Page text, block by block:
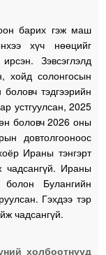
барих гэж маш
хүч нөөцийг
Зэвсэглэлд
хойд солонгосын
тэдгээрийн
устгуулсан, 2025
боловч 2026 оны
довтолгооноос
Ираны тэнгэрт
чадсангүй. Ираны
болон Булангийн
Гэхдээ тэр
чадсангүй.
холбоотнууд